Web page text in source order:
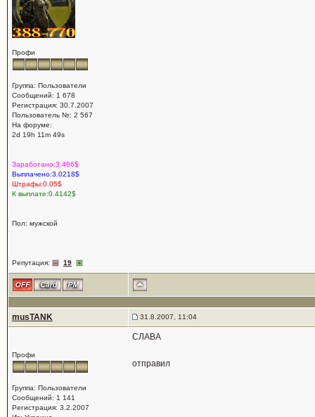
Профи
Группа: Пользователи
Сообщений: 1 678
Регистрация: 30.7.2007
Пользователь №: 2 567
На форуме:
2d 19h 11m 49s
Заработано:3.486$
Выплачено:3.0218$
Штрафы:0.05$
К выплате:0.4142$
Пол: мужской
Репутация: 19
musTANK 31.8.2007, 11:04
Профи
Группа: Пользователи
Сообщений: 1 141
Регистрация: 3.2.2007
СЛАВА
отправил